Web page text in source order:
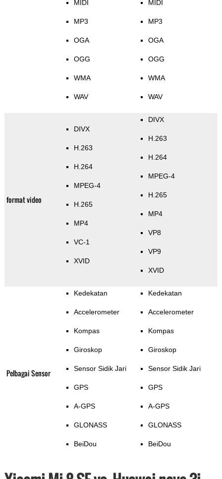
MIDI
MP3
OGA
OGG
WMA
WAV
MIDI
MP3
OGA
OGG
WMA
WAV
format video
DIVX
H.263
H.264
MPEG-4
H.265
MP4
VC-1
XVID
DIVX
H.263
H.264
MPEG-4
H.265
MP4
VP8
VP9
XVID
Pelbagai Sensor
Kedekatan
Accelerometer
Kompas
Giroskop
Sensor Sidik Jari
GPS
A-GPS
GLONASS
BeiDou
Kedekatan
Accelerometer
Kompas
Giroskop
Sensor Sidik Jari
GPS
A-GPS
GLONASS
BeiDou